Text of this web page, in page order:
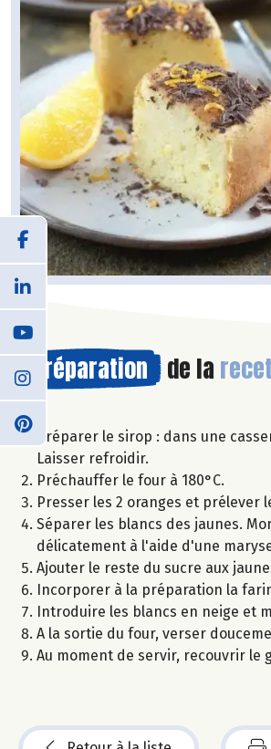
Préparation de la
Préparer le sirop : dans une
Laisser refroidir.
Préchauffer le four à 180°C.
Presser les 2 oranges et prélever
Séparer les blancs des jaunes.
délicatement à l'aide d'une
Ajouter le reste du sucre aux
Incorporer à la préparation la
Introduire les blancs en neige et
A la sortie du four, verser
Au moment de servir, recouvrir le